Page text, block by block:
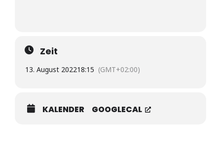
Zeit
13. August 202218:15 (GMT+02:00)
KALENDER GOOGLECAL